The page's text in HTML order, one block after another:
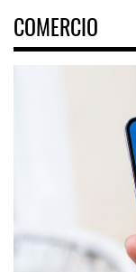
COMERCIO